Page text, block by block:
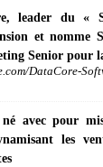
leader du «
et nomme
Senior pour
DataCore-
avec pour
les